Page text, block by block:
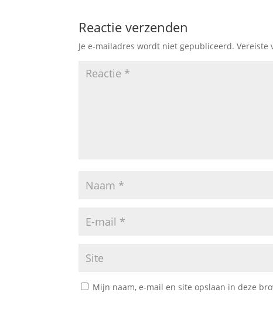
Reactie verzenden
Je e-mailadres wordt niet gepubliceerd. Vereiste
Mijn naam, e-mail en site opslaan in deze